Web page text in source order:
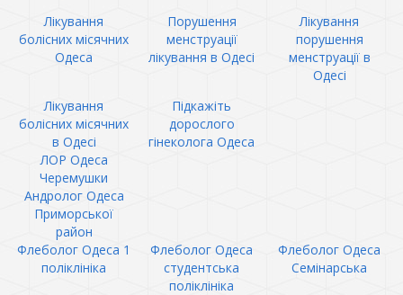
Лікування
болісних місячних
Одеса
Порушення
менструації
лікування в Одесі
Лікування
порушення
менструації в
Одесі
Лікування
болісних місячних
в Одесі
Підкажіть
дорослого
гінеколога Одеса
ЛОР Одеса
Черемушки
Андролог Одеса
Приморської
район
Флеболог Одеса 1
поліклініка
Флеболог Одеса
студентська
поліклініка
Флеболог Одеса
Семінарська